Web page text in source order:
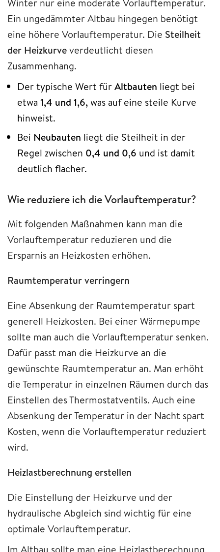
Winter nur eine moderate Vorlauftemperatur.
Ein ungedämmter Altbau hingegen benötigt
eine höhere Vorlauftemperatur. Die Steilheit
der Heizkurveverdeutlicht diesen
Zusammenhang.
Der typische Wert fürAltbauten liegt bei
etwa 1,4 und 1,6,was auf eine steile Kurve
hinweist.
Bei Neubauten liegt die Steilheit in der
Regel zwischen 0,4 und 0,6 und ist damit
deutlich flacher.
Wie reduziere ich die Vorlauftemperatur?
Mit folgenden Maßnahmen kann man die
Vorlauftemperatur reduzieren und die
Ersparnis an Heizkosten erhöhen.
Raumtemperatur verringern
Eine Absenkung der Raumtemperatur spart
generell Heizkosten. Bei einer Wärmepumpe
sollte man auch die Vorlauftemperatur senken.
Dafür passt man die Heizkurve an die
gewünschte Raumtemperatur an. Man erhöht
die Temperatur in einzelnen Räumen durch das
Einstellen des Thermostatventils. Auch eine
Absenkung der Temperatur in der Nacht spart
Kosten, wenn die Vorlauftemperatur reduziert
wird.
Heizlastberechnung erstellen
Die Einstellung der Heizkurve und der
hydraulische Abgleich sind wichtig für eine
optimale Vorlauftemperatur.